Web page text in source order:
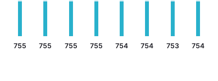
755 755 755 755 754 754 753 754